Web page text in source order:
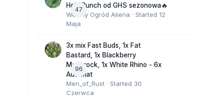
47
Holy Punch od GHS sezonowa🔥
Wesoły Ogród Aliena · Started 12
Maja
96
3x mix Fast Buds, 1x Fat
Bastard, 1x Blackberry
Moonrock, 1x White Rhino - 6x
Automat
Men_of_Rust · Started 30
Czerwca